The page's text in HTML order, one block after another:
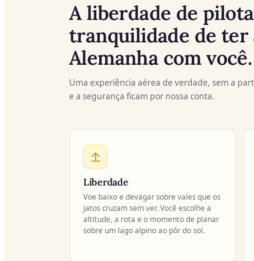
A liberdade de
tranquilidade de ter
Alemanha com você.
Uma experiência aérea de verdade, sem a
e a segurança ficam por nossa conta.
Liberdade
Voe baixo e devagar sobre vales que os
jatos cruzam sem ver. Você escolhe a
altitude, a rota e o momento de planar
sobre um lago alpino ao pôr do sol.